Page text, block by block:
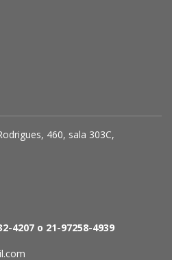
460, sala 303C,
4207 o 21-97258-4939